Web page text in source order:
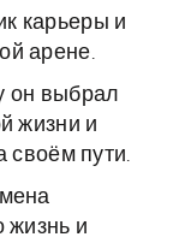
карьеры и
арене.
он выбрал
жизни и
своём пути.
жизнь и